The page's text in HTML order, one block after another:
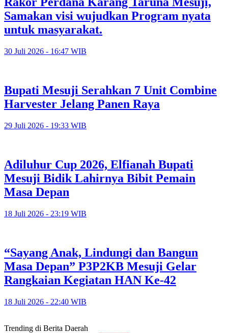
Samakan visi wujudkan Program nyata
untuk masyarakat.
30 Juli 2026 - 16:47 WIB
Bupati Mesuji Serahkan 7 Unit Combine
Harvester Jelang Panen Raya
29 Juli 2026 - 19:33 WIB
Adiluhur Cup 2026, Elfianah Bupati
Mesuji Bidik Lahirnya Bibit Pemain
Masa Depan
18 Juli 2026 - 23:19 WIB
“Sayang Anak, Lindungi dan Bangun
Masa Depan” P3P2KB Mesuji Gelar
Rangkaian Kegiatan HAN Ke-42
18 Juli 2026 - 22:40 WIB
Trending di Berita Daerah